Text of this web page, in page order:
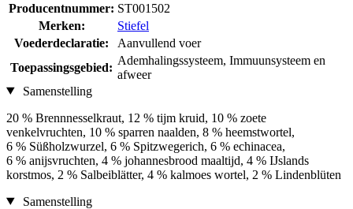
Producentnummer: ST001502
Merken:
Stiefel
Voederdeclaratie:
Aanvullend voer
Toepassingsgebied:
Ademhalingssysteem, Immuunsysteem en
afweer
Samenstelling
20 % Brennnesselkraut, 12 % tijm kruid, 10 % zoete
venkelvruchten, 10 % sparren naalden, 8 % heemstwortel,
6 % Süßholzwurzel, 6 % Spitzwegerich, 6 % echinacea,
6 % anijsvruchten, 4 % johannesbrood maaltijd, 4 % IJslands
korstmos, 2 % Salbeiblätter, 4 % kalmoes wortel, 2 % Lindenblüten
Samenstelling